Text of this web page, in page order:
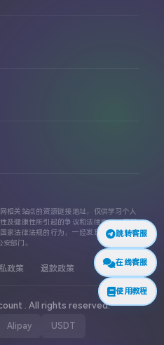
跳转客服
在线客服
使用教程
相关站点的资源链接地址，仅供学习个人
及健康性所引起的争议和法律责任。严禁
家法律法规的行为，一经发现，立即上报
安部门。
政策 退款政策
. All rights reserved.
Alipay USDT